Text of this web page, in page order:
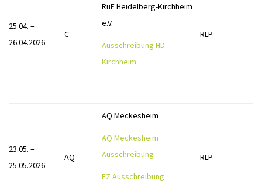
25.04. –
26.04.2026
C
RuF Heidelberg-Kirchheim
e.V.
Ausschreibung HD-
Kirchheim
RLP
23.05. –
25.05.2026
AQ
AQ Meckesheim
AQ Meckesheim
Ausschreibung
FZ Ausschreibung
RLP